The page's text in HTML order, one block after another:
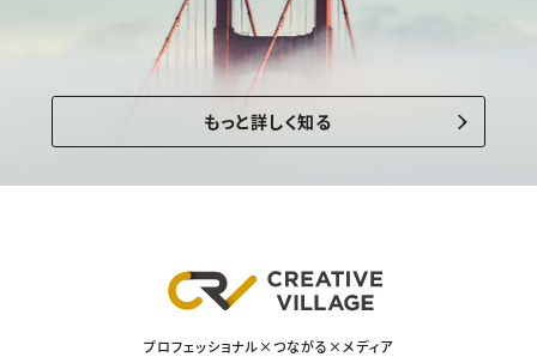
もっと詳しく知る
プロフェッショナル×つながる×メディア